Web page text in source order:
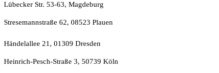
Lübecker Str. 53-63, Magdeburg
Stresemannstraße 62, 08523 Plauen
Händelallee 21, 01309 Dresden
Heinrich-Pesch-Straße 3, 50739 Köln